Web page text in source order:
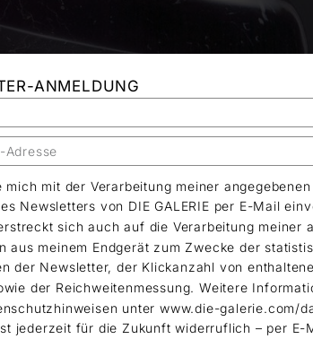
ANMELDUNG
mich mit der Verarbeitung meiner
Newsletters von DIE GALERIE per E-Mail
sich auch auf die Verarbeitung meiner
aus meinem Endgerät zum Zwecke der
der Newsletter, der Klickanzahl von
der Reichweitenmessung. Weitere
unter www.die-galerie.com/
jederzeit für die Zukunft widerruflich – per E-